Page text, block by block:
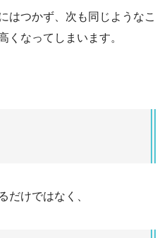
はつかず、次も同じようなこ
くなってしまいます。
だけではなく、